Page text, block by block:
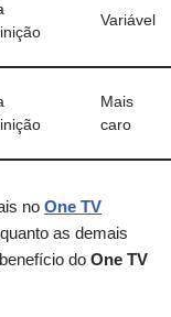
Variável
Mais
caro
no One TV
as demais
do One TV